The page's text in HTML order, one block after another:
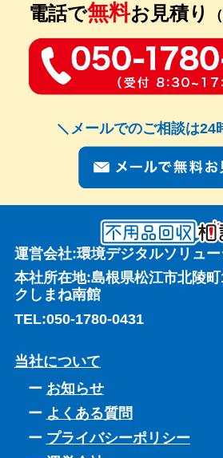
電話で無料お見積り
メールでのご相談は24
運営会社:環境デジタルソリュ
本社所在地:島根県松江市北陵
クしまね南館
TEL:050-1780-0431
当社について
お知らせ
よくある質問
プライバシーポリシー